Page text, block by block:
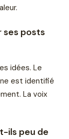
ses posts
idées. Le
est identifié
La voix
ils peu de